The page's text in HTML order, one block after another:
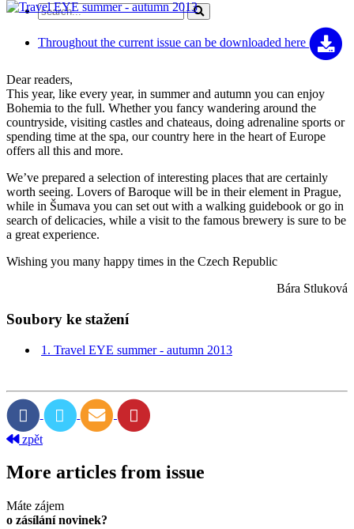
Throughout the current issue can be downloaded here
Dear readers,
This year, like every year, in summer and autumn you can enjoy
Bohemia to the full. Whether you fancy wandering around the
countryside, visiting castles and chateaus, doing adrenaline sports or
spending time at the spa, our country here in the heart of Europe
offers all this and more.
We’ve prepared a selection of interesting places that are certainly
worth seeing. Lovers of Baroque will be in their element in Prague,
while in Šumava you can set out with a walking guidebook or go in
search of delicacies, while a visit to the famous brewery is sure to be
a great experience.
Wishing you many happy times in the Czech Republic
Bára Stluková
Soubory ke stažení
1. Travel EYE summer - autumn 2013
zpět
More articles from issue
Máte zájem
o zásílání novinek?